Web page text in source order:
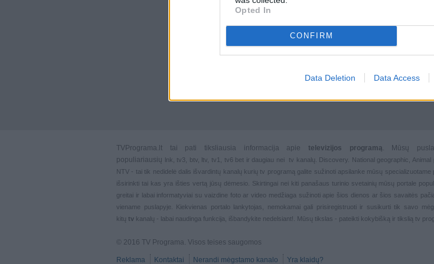
Opted In
CONFIRM
Data Deletion Data Access
TVPrograma.lt tai pati tiksliausia informacija apie televizijos programą. Mūsų
populiariausių lnk tv3 btv, ltv tv1 tv6 bet ir daugiau nei tv kanalų. Discovery. National geographic,
NTV - tai tik nedidelė dalis išvardintų kanalų kurių tv programą galite sužinoti apsilanke mūsų specializuotame
išsirinkti tai kas yra išties vertą jūsų dėmesio. Skirtingai nei kiti panašaus turinio svetainių mūsų portale
greitai ir labai informatyviai su vaizdine foto ar video medžiaga sužinoti apie šios dienos ar šios savaitės
viename puslapyje. Kiekvienas portalo lankytojas, nemokamai gali prisiregistruoti ir susikurti tik savo
kitų tv kanalų - labai naudinga funkcija, išbandykite nedelsiant!. Mūsų tikslas - pateikti kokybišką ir tikslią tv
© 2016 TV Programa. Visos teises saugomos
Reklama Kontaktai Nerandi mėgstamo kanalo Yra klaidų?